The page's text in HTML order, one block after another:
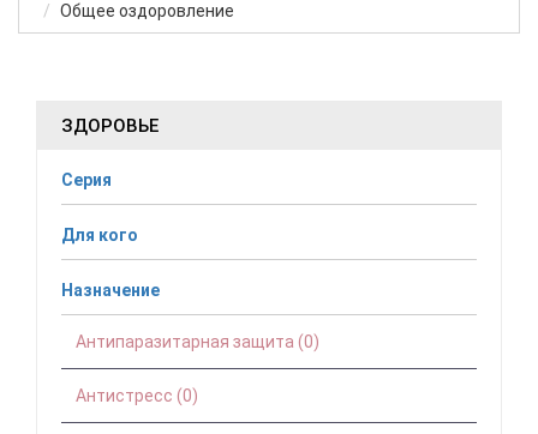
Общее оздоровление
ЗДОРОВЬЕ
Серия
Для кого
Назначение
Антипаразитарная защита (0)
Антистресс (0)